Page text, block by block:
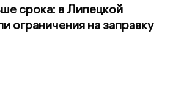
срока: в Липецкой
ограничения на заправку